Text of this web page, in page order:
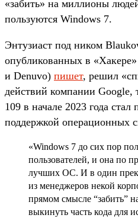
«забить» на миллионы
пользуются Windows 7.
Энтузиаст под ником
опубликованных в
и Denuvo) пишет, решил
действий компании Google,
109 в начале 2023 года стал
поддержкой операционных
«Windows 7 до сих пор
пользователей, и она по
лучших ОС. И в один
из менеджеров некой
прямом смысле “забить”
выкинуть часть кода для